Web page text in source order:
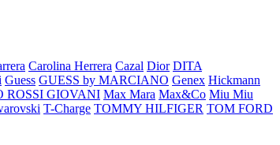
Carolina Herrera Cazal Dior DITA
Guess GUESS by MARCIANO Genex Hickmann
ROSSI GIOVANI Max Mara Max&Co Miu Miu
T-Charge TOMMY HILFIGER TOM FORD